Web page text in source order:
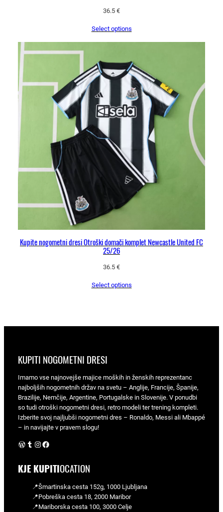
36.5 €
Select options
Kupite nogometni dresi Otroški domači komplet Newcastle United FC
25/26
36.5 €
Select options
KUPITI NOGOMETNI DRESI
Imamo vse najnovejše majice moških in ženskih reprezentanc
najboljših nogometnih držav na svetu – Anglije, Francije, Španije,
Brazilije, Nemčije, Argentine, Portugalske in Slovenije. V ponudbi
so tudi otroški nogometni dresi, retro modeli ter trening kompleti.
Izberite svoj najljubši nogometni dres – Ronaldo, Messi ali Mbappé
– in navijajte v pravem slogu!
WordPress Instagram Facebook
KJE KUPITIOCATION
📍Šmartinska cesta 152g, 1000 Ljubljana
📍Pobreška cesta 18, 2000 Maribor
📍Mariborska cesta 100, 3000 Celje